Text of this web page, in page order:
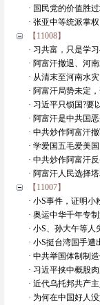
· 国民党的价值胜
· 张亚中等统派掌
【11008】
· 习共富，只是学
· 阿富汗撤退、河
· 从清末至河南水
· 阿富汗局势未定
· 习近平只锁国?要
· 阿富汗是中共国
· 中共炒作阿富汗
· 学爱国五毛爱美
· 中共炒作阿富汗
· 阿富汗人民选择
【11007】
· 小S事件，证明小
· 奥运中华千年专
· 小S、孙大午等人
· 小S挺台湾国手遭
· 中共举国体制制
· 习近平挟中概股
· 近代乌托邦共产
· 为何在中国好人